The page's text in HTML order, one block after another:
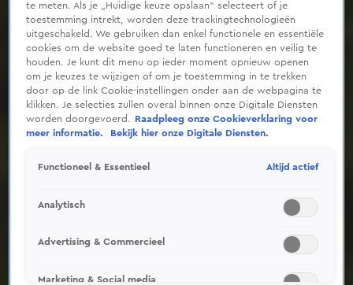
Deze video is niet beschikbaar op je huidige locatie
te meten. Als je „Huidige keuze opslaan” selecteert of je
toestemming intrekt, worden deze trackingtechnologieën
uitgeschakeld. We gebruiken dan enkel functionele en essentiële
cookies om de website goed te laten functioneren en veilig te
houden. Je kunt dit menu op ieder moment opnieuw openen
om je keuzes te wijzigen of om je toestemming in te trekken
door op de link Cookie-instellingen onder aan de webpagina te
klikken. Je selecties zullen overal binnen onze Digitale Diensten
worden doorgevoerd.
Raadpleeg onze Cookieverklaring voor
meer informatie.
Bekijk hier onze Digitale Diensten.
Functioneel & Essentieel Altijd actief
Analytisch
Advertising & Commercieel
Marketing & Social media